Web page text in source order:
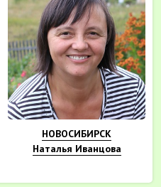
НОВОСИБИРСК
Наталья Иванцова